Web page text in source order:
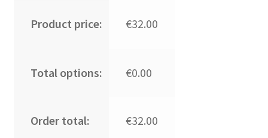
Product price: €32.00
Total options: €0.00
Order total: €32.00